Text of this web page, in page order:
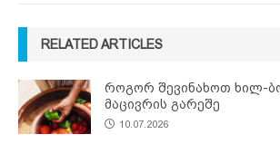
RELATED ARTICLES
როგორ შევინახოთ ხილ-
მაცივრის გარეშე
10.07.2026